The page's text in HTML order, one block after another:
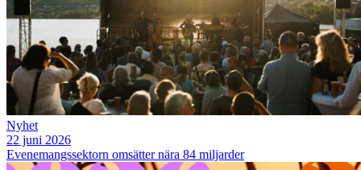
Nyhet
22 juni 2026
Evenemangssektorn omsätter nära 84 miljarder